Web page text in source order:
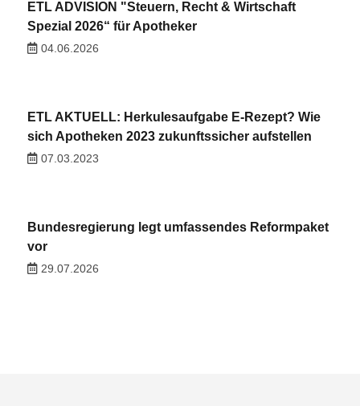
ETL ADVISION "Steuern, Recht & Wirtschaft
Spezial 2026“ für Apotheker
04.06.2026
ETL AKTUELL: Herkulesaufgabe E-Rezept? Wie
sich Apotheken 2023 zukunftssicher aufstellen
07.03.2023
Bundesregierung legt umfassendes Reformpaket
vor
29.07.2026